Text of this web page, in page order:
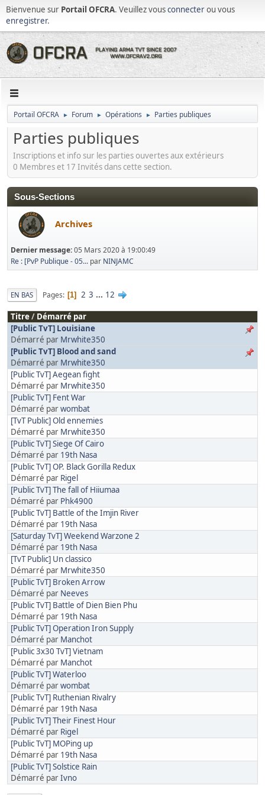
Bienvenue sur Portail OFCRA. Veuillez vousconnecterou vous
enregistrer.
Portail OFCRA ► Forum ► Opérations ► Parties publiques
Parties publiques
Inscriptions et info sur les parties ouvertes aux extérieurs
0 Membres et 17 Invités dans cette section.
Sous-Sections
Archives
Dernier message:05 Mars 2020 à 19:00:49
Re : [PvP Publique - 05... par NINJAMC
EN BAS Pages 1 2 3 ... 12
Titre/ Démarré par
[Public TvT] Louisiane
Démarré par Mrwhite350
[Public TvT] Blood and sand
Démarré par Mrwhite350
[Public TvT] Aegean fight
Démarré par Mrwhite350
[Public TvT] Fent War
Démarré parwombat
[TvT Public] Old ennemies
Démarré par Mrwhite350
[Public TvT] Siege Of Cairo
Démarré par 19th Nasa
[Public TvT] OP. Black Gorilla Redux
Démarré par Rigel
[Public TvT] The fall of Hiiumaa
Démarré par Phk4900
[Public TvT] Battle of the Imjin River
Démarré par 19th Nasa
[Saturday TvT] Weekend Warzone 2
Démarré par 19th Nasa
[TvT Public] Un classico
Démarré par Mrwhite350
[Public TvT] Broken Arrow
Démarré par Neeves
[Public TvT] Battle of Dien Bien Phu
Démarré par 19th Nasa
[Public TvT] Operation Iron Supply
Démarré par Manchot
[Public 3x30 TvT] Vietnam
Démarré par Manchot
[Public TvT] Waterloo
Démarré parwombat
[Public TvT] Ruthenian Rivalry
Démarré par 19th Nasa
[Public TvT] Their Finest Hour
Démarré par Rigel
[Public TvT] MOPing up
Démarré par 19th Nasa
[Public TvT] Solstice Rain
Démarré parIvno